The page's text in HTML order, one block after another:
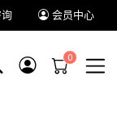
会员中心